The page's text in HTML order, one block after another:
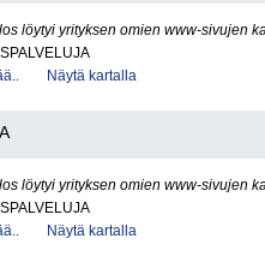
löytyi yrityksen omien www-sivujen
Näytä kartalla
löytyi yrityksen omien www-sivujen
Näytä kartalla